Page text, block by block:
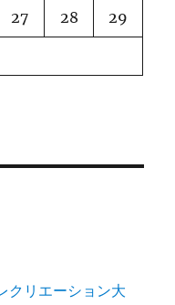
27 28 29
クリエーション大